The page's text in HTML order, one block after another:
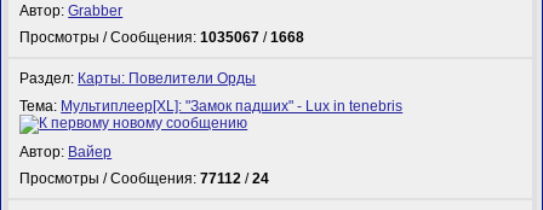
Автор:Grabber
Просмотры / Сообщения:1035067 /1668
Раздел: Карты: Повелители Орды
Тема: Мультиплеер[XL]: "Замок падших" - Lux in tenebris
Автор: Вайер
Просмотры / Сообщения:77112 /24